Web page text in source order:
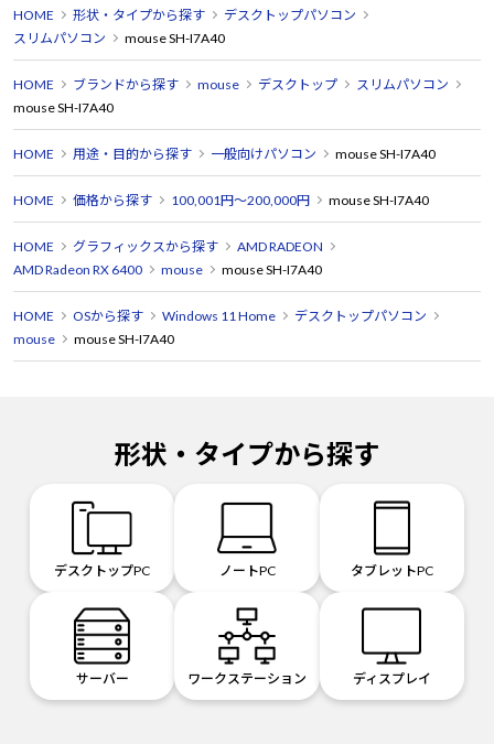
HOME 形状・タイプから探す
デスクトップパソコン
スリムパソコン
mouse SH-I7A40
HOME ブランドから探す mouse デスクトップ
スリムパソコン
mouse SH-I7A40
HOME 用途・目的から探す 一般向けパソコン mouse SH-I7A40
HOME 価格から探す 100,001円～200,000円 mouse SH-I7A40
HOME グラフィックスから探す
AMD RADEON
AMD Radeon RX 6400
mouse mouse SH-I7A40
HOME OSから探す Windows 11 Home
デスクトップパソコン
mouse
mouse SH-I7A40
形状・タイプから探す
デスクトップPC ノートPC タブレットPC
サーバー ワークステーション ディスプレイ